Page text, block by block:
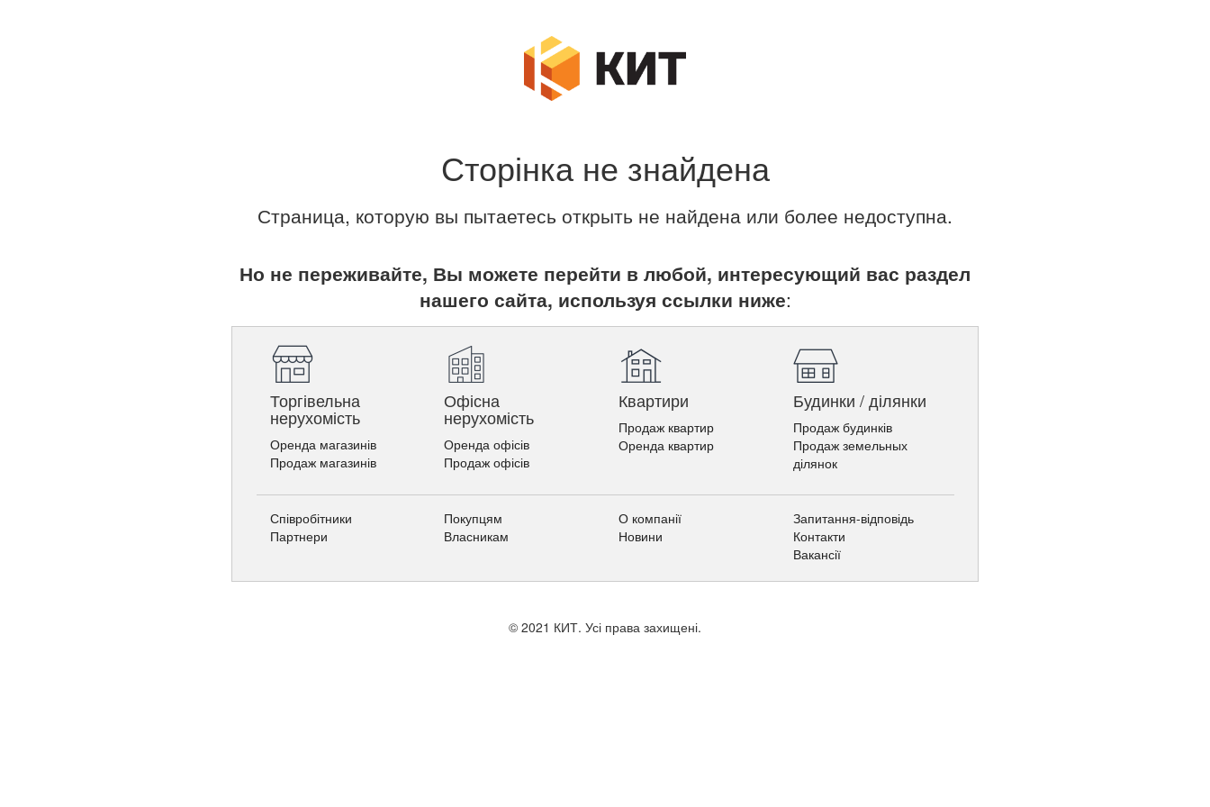
Сторінка не знайдена
Страница, которую вы пытаетесь открыть не найдена или более недоступна.
Но не переживайте, Вы можете перейти в любой, интересующий вас раздел
нашего сайта, используя ссылки ниже:
Торгівельна
нерухомість
Оренда магазинів
Продаж магазинів
Офісна
нерухомість
Оренда офісів
Продаж офісів
Квартири
Продаж квартир
Оренда квартир
Будинки / ділянки
Продаж будинків
Продаж земельных
ділянок
Співробітники
Партнери
Покупцям
Власникам
О компанії
Новини
Запитання-відповідь
Контакти
Вакансії
© 2021 КИТ. Усі права захищені.